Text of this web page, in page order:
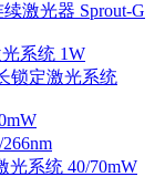
激光器 Sprout-G
系统 1W
锁定激光系统
光系统 40/70mW